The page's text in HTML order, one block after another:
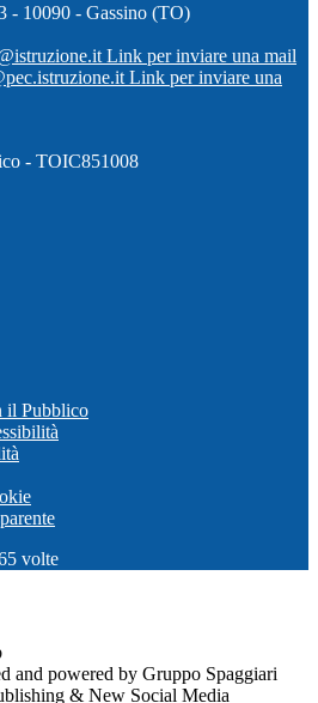
- 10090 - Gassino (TO)
Link per inviare una mail
Link per inviare una
- TOIC851008
il Pubblico
volte
and powered by Gruppo Spaggiari
& New Social Media